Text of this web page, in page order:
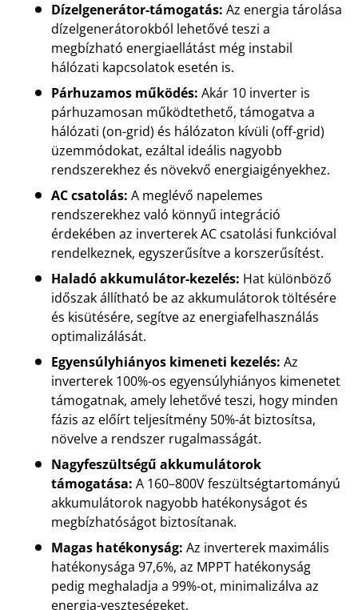
Dízelgenerátor-támogatás: Az energia tárolása
dízelgenerátorokból lehetővé teszi a
megbízható energiaellátást még instabil
hálózati kapcsolatok esetén is.
Párhuzamos működés: Akár 10 inverter is
párhuzamosan működtethető, támogatva a
hálózati (on-grid) és hálózaton kívüli (off-grid)
üzemmódokat, ezáltal ideális nagyobb
rendszerekhez és növekvő energiaigényekhez.
AC csatolás: A meglévő napelemes
rendszerekhez való könnyű integráció
érdekében az inverterek AC csatolási funkcióval
rendelkeznek, egyszerűsítve a korszerűsítést.
Haladó akkumulátor-kezelés: Hat különböző
időszak állítható be az akkumulátorok töltésére
és kisütésére, segítve az energiafelhasználás
optimalizálását.
Egyensúlyhiányos kimeneti kezelés: Az
inverterek 100%-os egyensúlyhiányos kimenetet
támogatnak, amely lehetővé teszi, hogy minden
fázis az előírt teljesítmény 50%-át biztosítsa,
növelve a rendszer rugalmasságát.
Nagyfeszültségű akkumulátorok
támogatása: A 160–800V feszültségtartományú
akkumulátorok nagyobb hatékonyságot és
megbízhatóságot biztosítanak.
Magas hatékonyság: Az inverterek maximális
hatékonysága 97,6%, az MPPT hatékonyság
pedig meghaladja a 99%-ot, minimalizálva az
energia-veszteségeket.